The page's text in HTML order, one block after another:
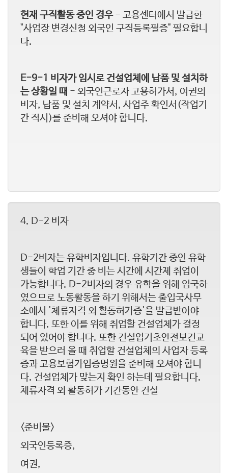
현재 구직활동 중인 경우- 고용센터에서 발급한
"사업장 변경신청 외국인 구직등록필증" 필요합니
다.
E-9-1 비자가 임시로 건설업체에 납품 및 설치하
는 상황일 때 - 외국인근로자 고용허가서, 여권의
비자, 납품 및 설치 계약서, 사업주 확인서(작업기
간 적시)를 준비해 오셔야 합니다.
​4. D-2 비자
D-2비자는 유학비자입니다. 유학기간 중인 유학
생들이 학업 기간 중 비는 시간에 시간제 취업이
가능합니다. D-2비자의 경우 유학을 위해 입국하
였으므로 노동활동을 하기 위해서는 출입국사무
소에서 '체류자격 외 활동허가증'을 발급받아야
합니다. 또한 이를 위해 취업할 건설업체가 결정
되어 있어야 합니다. 또한 건설업기초안전보건교
육을 받으러 올 때 취업할 건설업체의 사업자 등록
증과 고용보험가입증명원을 준비해 오셔야 합니
다. 건설업체가 맞는지 확인 하는데 필요합니다.
체류자격 외 활동허가 기간동안 건설
<준비물>
외국인등록증,
여권,